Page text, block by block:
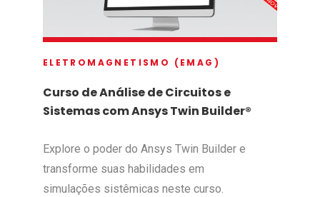
ELETROMAGNETISMO (EMAG)
Curso de Análise de Circuitos e
Sistemas com Ansys Twin Builder®
Explore o poder do Ansys Twin Builder e
transforme suas habilidades em
simulações sistêmicas neste curso.